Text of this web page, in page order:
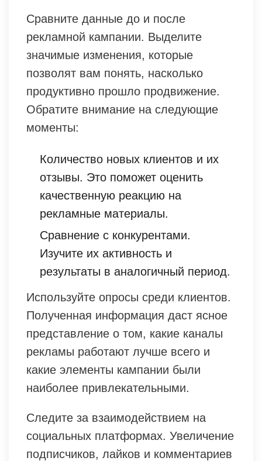
Сравните данные до и после
рекламной кампании. Выделите
значимые изменения, которые
позволят вам понять, насколько
продуктивно прошло продвижение.
Обратите внимание на следующие
моменты:
Количество новых клиентов и их
отзывы. Это поможет оценить
качественную реакцию на
рекламные материалы.
Сравнение с конкурентами.
Изучите их активность и
результаты в аналогичный период.
Используйте опросы среди клиентов.
Полученная информация даст ясное
представление о том, какие каналы
рекламы работают лучше всего и
какие элементы кампании были
наиболее привлекательными.
Следите за взаимодействием на
социальных платформах. Увеличение
подписчиков, лайков и комментариев